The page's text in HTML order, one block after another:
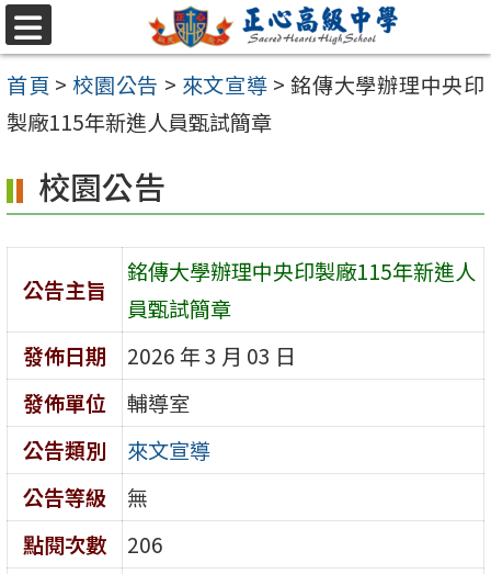
跳至主要內容區
選
單
首頁 > 校園公告 > 來文宣導 > 銘傳大學辦理中央印
製廠115年新進人員甄試簡章
校園公告
公告主旨
銘傳大學辦理中央印製廠115年新進人
員甄試簡章
發佈日期
2026 年 3 月 03 日
發佈單位
輔導室
公告類別
來文宣導
公告等級
無
點閱次數
206